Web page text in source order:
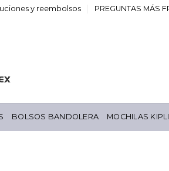
y reembolsos PREGUNTAS MÁS
BOLSOS BANDOLERA MOCHILAS